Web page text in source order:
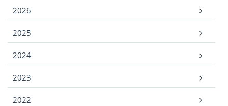
2026
2025
2024
2023
2022